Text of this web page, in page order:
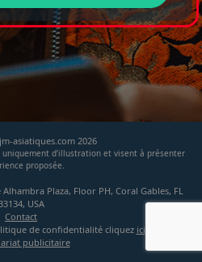
asiatiques.com 2026
d’illustration et visent à présenter
proposée.
Plaza, Floor PH, Coral Gables, FL
USA
Contact
de confidentialité cliquez ici
publicitaire